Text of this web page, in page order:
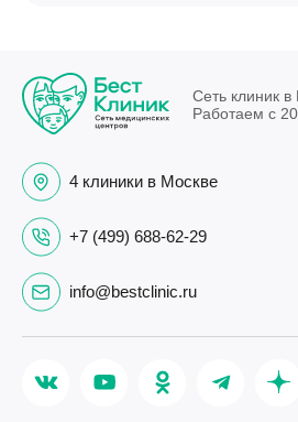
Сеть клиник в
Работаем с
4 клиники в Москве
+7 (499) 688-62-29
info@bestclinic.ru